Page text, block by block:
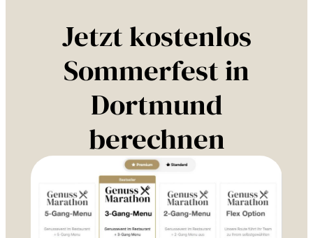
Jetzt kostenlos
Sommerfest in
Dortmund
berechnen